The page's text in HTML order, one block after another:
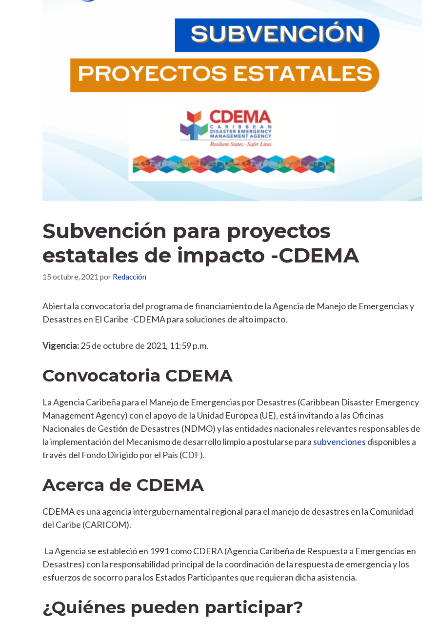
Subvención para proyectos
estatales de impacto -CDEMA
15 octubre, 2021 por Redacción
Abierta la convocatoria del programa de financiamiento de la Agencia de Manejo de Emergencias y
Desastres en El Caribe -CDEMA para soluciones de alto impacto.
Vigencia:25 de octubre de 2021, 11:59 p.m.
Convocatoria CDEMA
La Agencia Caribeña para el Manejo de Emergencias por Desastres (Caribbean Disaster Emergency
Management Agency) con el apoyo de la Unidad Europea (UE), está invitando a las Oficinas
Nacionales de Gestión de Desastres (NDMO) y las entidades nacionales relevantes responsables de
la implementación del Mecanismo de desarrollo limpio a postularse para subvenciones disponibles a
través del Fondo Dirigido por el País (CDF).
Acerca de CDEMA
CDEMA es una agencia intergubernamental regional para el manejo de desastres en la Comunidad
del Caribe (CARICOM).
La Agencia se estableció en 1991 como CDERA (Agencia Caribeña de Respuesta a Emergencias en
Desastres) con la responsabilidad principal de la coordinación de la respuesta de emergencia y los
esfuerzos de socorro para los Estados Participantes que requieran dicha asistencia.
¿Quiénes pueden participar?